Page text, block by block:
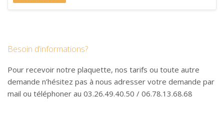
Besoin d’informations?
Pour recevoir notre plaquette, nos tarifs ou toute autre
demande n’hésitez pas à nous adresser votre demande par
mail ou téléphoner au 03.26.49.40.50 / 06.78.13.68.68